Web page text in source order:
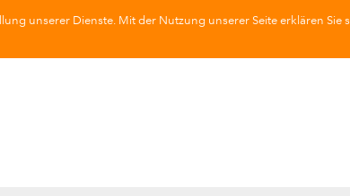
unserer Dienste. Mit der Nutzung unserer Seite erklären Sie